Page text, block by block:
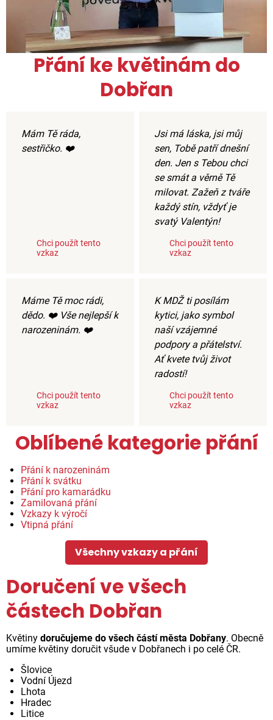
Přání ke květinám do
Dobřan
Mám Tě ráda,
sestřičko. ❤️
Chci použít tento
vzkaz
Jsi má láska, jsi můj
sen, Tobě patří dnešní
den. Jen s Tebou chci
se smát a věrně Tě
milovat. Zažeň z tváře
každý stín, vždyť je
svatý Valentýn!
Chci použít tento
vzkaz
Máme Tě moc rádi,
dědo. ❤️ Vše nejlepší k
narozeninám. ❤️
Chci použít tento
vzkaz
K MDŽ ti posílám
kytici, jako symbol
naší vzájemné
podpory a přátelství.
Ať kvete tvůj život
radostí!
Chci použít tento
vzkaz
Oblíbené kategorie přání
Přání k narozeninám
Přání k svátku
Přání pro kamarádku
Zamilovaná přání
Vzkazy k výročí
Vtipná přání
Všechny vzkazy a přání
Doručení ve všech
částech Dobřan
Květiny doručujeme do všech částí města Dobřany. Obecně
umíme květiny doručit všude v Dobřanech i po celé ČR.
Šlovice
Vodní Újezd
Lhota
Hradec
Litice